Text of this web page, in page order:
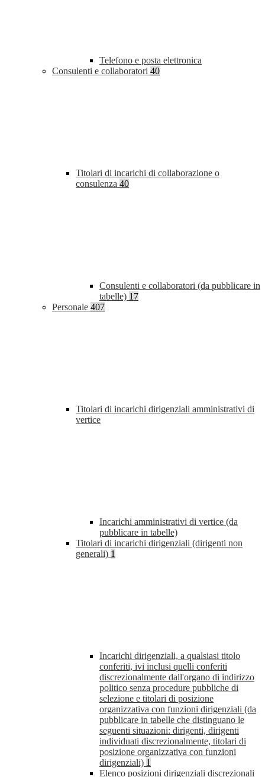
Telefono e posta elettronica
Consulenti e collaboratori 40
Titolari di incarichi di collaborazione o
consulenza 40
Consulenti e collaboratori (da pubblicare in
tabelle) 17
Personale 407
Titolari di incarichi dirigenziali amministrativi di
vertice
Incarichi amministrativi di vertice (da
pubblicare in tabelle)
Titolari di incarichi dirigenziali (dirigenti non
generali) 1
Incarichi dirigenziali, a qualsiasi titolo
conferiti, ivi inclusi quelli conferiti
discrezionalmente dall'organo di indirizzo
politico senza procedure pubbliche di
selezione e titolari di posizione
organizzativa con funzioni dirigenziali (da
pubblicare in tabelle che distinguano le
seguenti situazioni: dirigenti, dirigenti
individuati discrezionalmente, titolari di
posizione organizzativa con funzioni
dirigenziali) 1
Elenco posizioni dirigenziali discrezionali